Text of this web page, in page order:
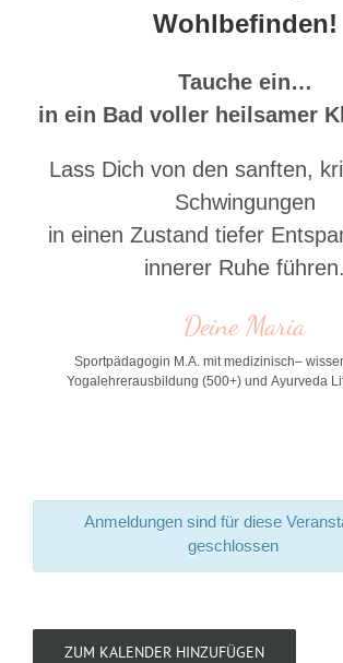
Wohlbefinden!
Tauche ein…
in ein Bad voller heilsamer
Lass Dich von den sanften,
Schwingungen
in einen Zustand tiefer
innerer Ruhe führen.
Deine Maria
Sportpädagogin M.A. mit medizinisch– wiss
Yogalehrerausbildung (500+) und Ayurveda
Anmeldungen sind für diese
geschlossen
ZUM KALENDER HINZUFÜGEN